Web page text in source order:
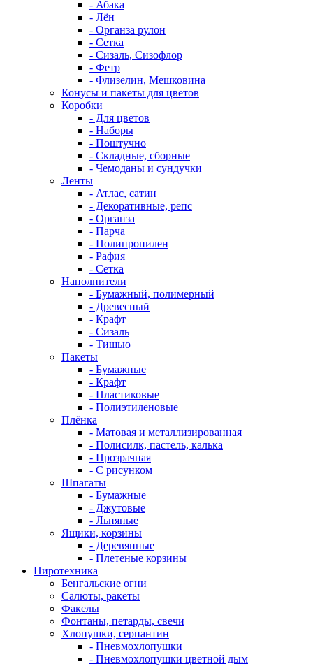
- Абака
- Лён
- Органза рулон
- Сетка
- Сизаль, Сизофлор
- Фетр
- Флизелин, Мешковина
Конусы и пакеты для цветов
Коробки
- Для цветов
- Наборы
- Поштучно
- Складные, сборные
- Чемоданы и сундучки
Ленты
- Атлас, сатин
- Декоративные, репс
- Органза
- Парча
- Полипропилен
- Рафия
- Сетка
Наполнители
- Бумажный, полимерный
- Древесный
- Крафт
- Сизаль
- Тишью
Пакеты
- Бумажные
- Крафт
- Пластиковые
- Полиэтиленовые
Плёнка
- Матовая и металлизированная
- Полисилк, пастель, калька
- Прозрачная
- С рисунком
Шпагаты
- Бумажные
- Джутовые
- Льняные
Ящики, корзины
- Деревянные
- Плетеные корзины
Пиротехника
Бенгальские огни
Салюты, ракеты
Факелы
Фонтаны, петарды, свечи
Хлопушки, серпантин
- Пневмохлопушки
- Пневмохлопушки цветной дым